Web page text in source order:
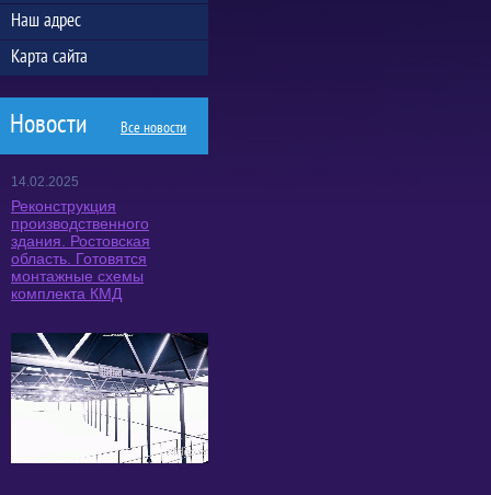
Наш адрес
Карта сайта
Новости Все новости
14.02.2025
Реконструкция
производственного
здания. Ростовская
область. Готовятся
монтажные схемы
комплекта КМД